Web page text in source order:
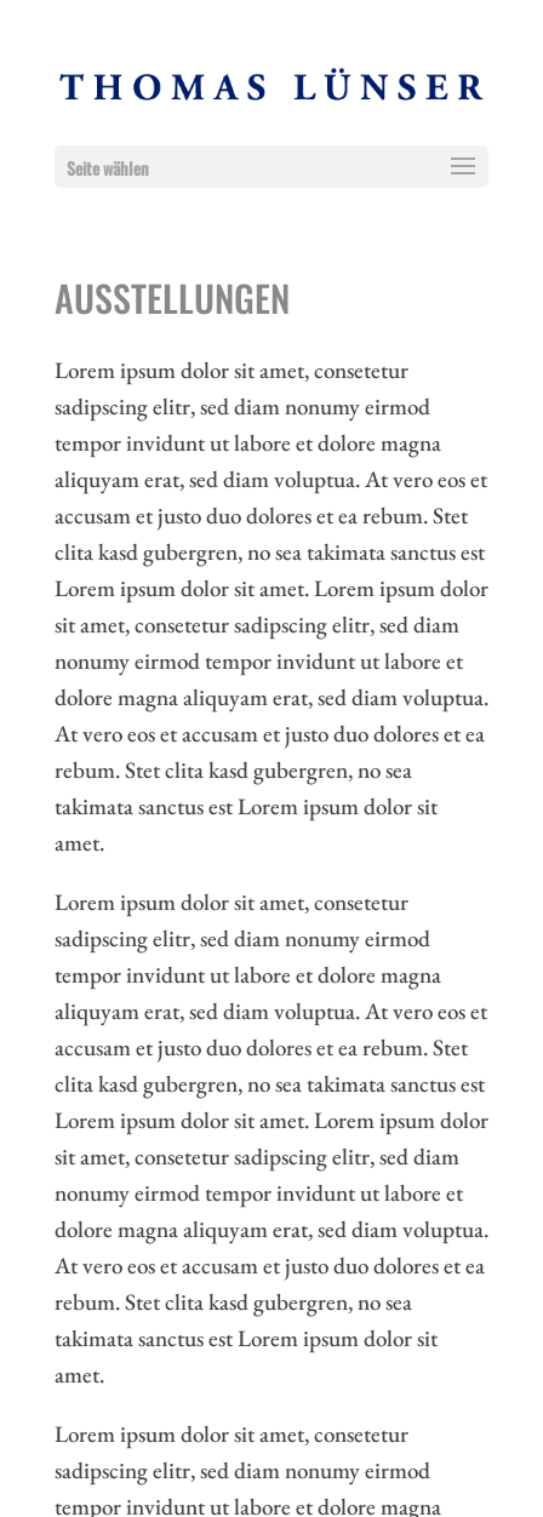
Seite wählen
AUSSTELLUNGEN
Lorem ipsum dolor sit amet, consetetur
sadipscing elitr, sed diam nonumy eirmod
tempor invidunt ut labore et dolore magna
aliquyam erat, sed diam voluptua. At vero eos et
accusam et justo duo dolores et ea rebum. Stet
clita kasd gubergren, no sea takimata sanctus est
Lorem ipsum dolor sit amet. Lorem ipsum dolor
sit amet, consetetur sadipscing elitr, sed diam
nonumy eirmod tempor invidunt ut labore et
dolore magna aliquyam erat, sed diam voluptua.
At vero eos et accusam et justo duo dolores et ea
rebum. Stet clita kasd gubergren, no sea
takimata sanctus est Lorem ipsum dolor sit
amet.
Lorem ipsum dolor sit amet, consetetur
sadipscing elitr, sed diam nonumy eirmod
tempor invidunt ut labore et dolore magna
aliquyam erat, sed diam voluptua. At vero eos et
accusam et justo duo dolores et ea rebum. Stet
clita kasd gubergren, no sea takimata sanctus est
Lorem ipsum dolor sit amet. Lorem ipsum dolor
sit amet, consetetur sadipscing elitr, sed diam
nonumy eirmod tempor invidunt ut labore et
dolore magna aliquyam erat, sed diam voluptua.
At vero eos et accusam et justo duo dolores et ea
rebum. Stet clita kasd gubergren, no sea
takimata sanctus est Lorem ipsum dolor sit
amet.
Lorem ipsum dolor sit amet, consetetur
sadipscing elitr, sed diam nonumy eirmod
tempor invidunt ut labore et dolore magna